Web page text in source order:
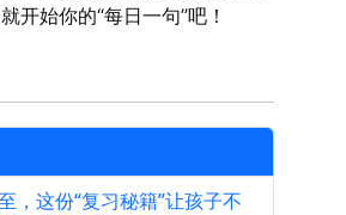
开始你的“每日一句”吧！
，这份“复习秘籍”让孩子不